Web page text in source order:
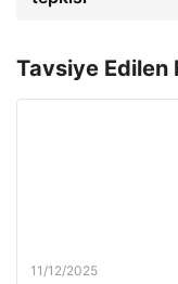
Tavsiye Edilen
11/12/2025